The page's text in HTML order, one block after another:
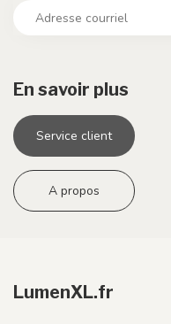
En savoir plus
Service client
A propos
LumenXL.fr